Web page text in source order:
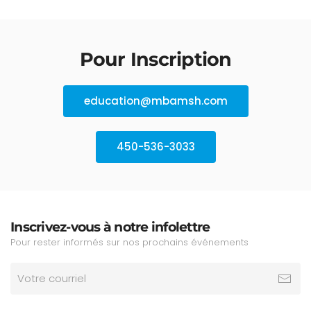
Pour Inscription
education@mbamsh.com
450-536-3033
Inscrivez-vous à notre infolettre
Pour rester informés sur nos prochains événements